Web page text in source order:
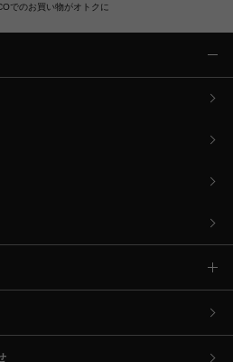
でのお買い物がオトクに